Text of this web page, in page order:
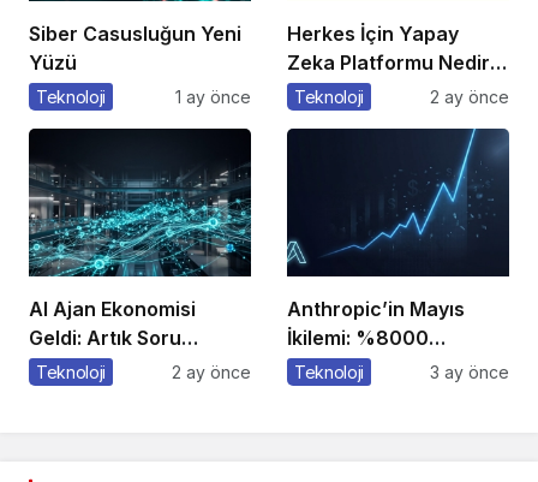
Siber Casusluğun Yeni
Yüzü
Teknoloji 1 ay önce
Herkes İçin Yapay
Zeka Platformu Nedir?
Nasıl Kullanılır?
Teknoloji 2 ay önce
AI Ajan Ekonomisi
Geldi: Artık Soru
“Çalışan mı Olacaksın,
Teknoloji 2 ay önce
Anthropic’in Mayıs
İkilemi: %8000
Büyüme + Kendini
Teknoloji 3 ay önce